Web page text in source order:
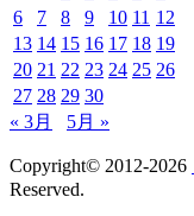
6
7 8 9 10 11 12
13 14 15 16 17 18 19
20 21 22 23 24 25 26
27 28 29 30
« 3月
5月 »
Copyright© 2012-2026
Reserved.